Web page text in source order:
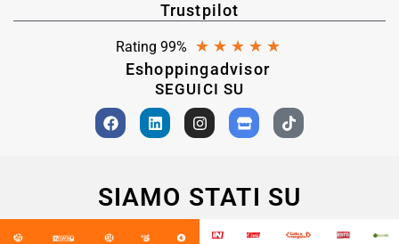
Trustpilot
Rating 99% ★ ★ ★ ★ ★
Eshoppingadvisor
SEGUICI SU
SIAMO STATI SU